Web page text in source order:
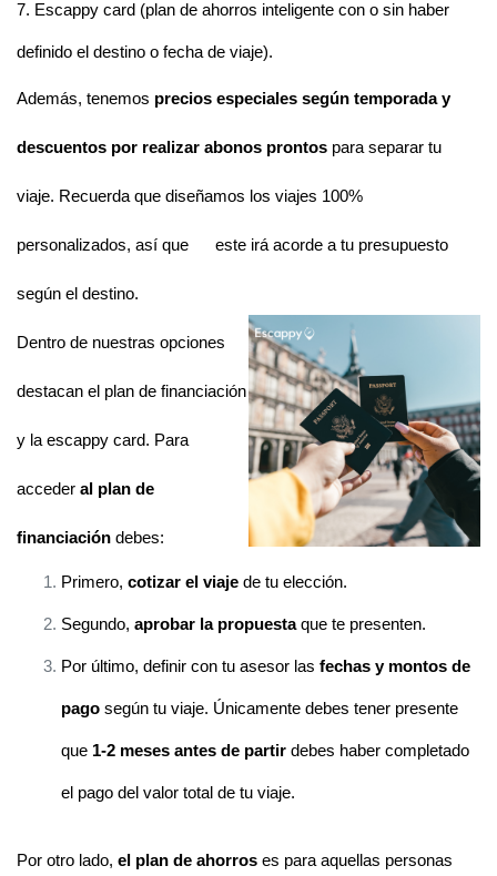
7. Escappy card (plan de ahorros inteligente con o sin haber
definido el destino o fecha de viaje).
Además, tenemos precios especiales según temporada y
descuentos por realizar abonos prontos para separar tu
viaje. Recuerda que diseñamos los viajes 100%
personalizados, así que este irá acorde a tu presupuesto
según el destino.
Dentro de nuestras opciones
destacan el plan de financiación
y la escappy card. Para
acceder al plan de
financiación debes:
Primero, cotizar el viaje de tu elección.
Segundo, aprobar la propuesta que te presenten.
Por último, definir con tu asesor las fechas y montos de
pago según tu viaje. Únicamente debes tener presente
que 1-2 meses antes de partir debes haber completado
el pago del valor total de tu viaje.
Por otro lado, el plan de ahorros es para aquellas personas